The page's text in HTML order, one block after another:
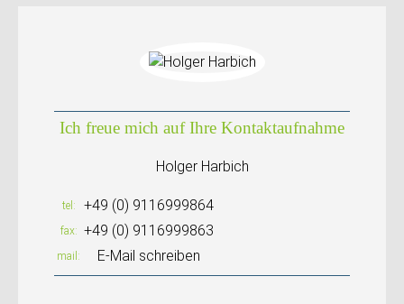
Ich freue mich auf Ihre Kontaktaufnahme
Holger Harbich
tel +49 (0) 9116999864
fax +49 (0) 9116999863
mail E-Mail schreiben